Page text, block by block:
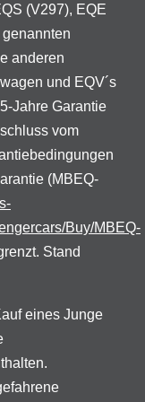
(V297), EQE
anderen
und EQV´s
Jahre Garantie
vom
(MBEQ-
Buy/MBEQ-
Stand
eines Junge